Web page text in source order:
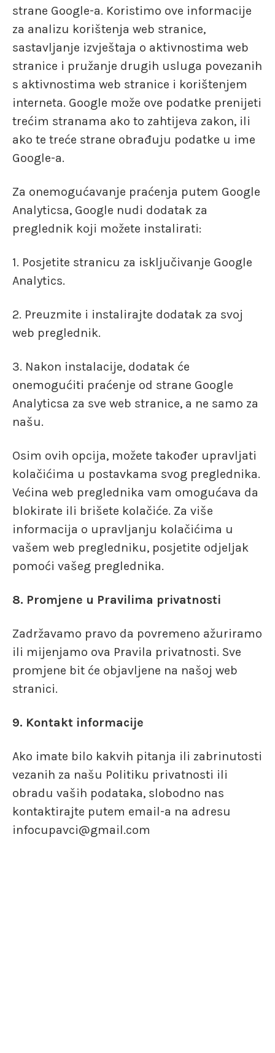
strane Google-a. Koristimo ove informacije
za analizu korištenja web stranice,
sastavljanje izvještaja o aktivnostima web
stranice i pružanje drugih usluga povezanih
s aktivnostima web stranice i korištenjem
interneta. Google može ove podatke prenijeti
trećim stranama ako to zahtijeva zakon, ili
ako te treće strane obrađuju podatke u ime
Google-a.
Za onemogućavanje praćenja putem Google
Analyticsa, Google nudi dodatak za
preglednik koji možete instalirati:
1. Posjetite stranicu za isključivanje Google
Analytics.
2. Preuzmite i instalirajte dodatak za svoj
web preglednik.
3. Nakon instalacije, dodatak će
onemogućiti praćenje od strane Google
Analyticsa za sve web stranice, a ne samo za
našu.
Osim ovih opcija, možete također upravljati
kolačićima u postavkama svog preglednika.
Većina web preglednika vam omogućava da
blokirate ili brišete kolačiće. Za više
informacija o upravljanju kolačićima u
vašem web pregledniku, posjetite odjeljak
pomoći vašeg preglednika.
8. Promjene u Pravilima privatnosti
Zadržavamo pravo da povremeno ažuriramo
ili mijenjamo ova Pravila privatnosti. Sve
promjene bit će objavljene na našoj web
stranici.
9. Kontakt informacije
Ako imate bilo kakvih pitanja ili zabrinutosti
vezanih za našu Politiku privatnosti ili
obradu vaših podataka, slobodno nas
kontaktirajte putem email-a na adresu
infocupavci@gmail.com